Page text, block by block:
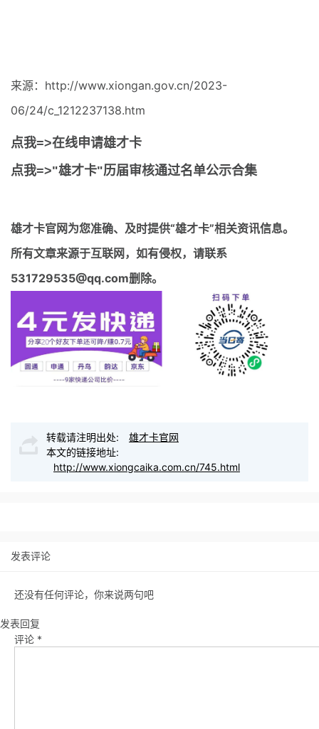
来源：http://www.xiongan.gov.cn/2023-
06/24/c_1212237138.htm
点我=>在线申请雄才卡
点我=>"雄才卡"历届审核通过名单公示合集
雄才卡官网为您准确、及时提供“雄才卡”相关资讯信息。
所有文章来源于互联网，如有侵权，请联系
531729535@qq.com删除。
转载请注明出处:
雄才卡官网
本文的链接地址:
http://www.xiongcaika.com.cn/745.html
发表评论
还没有任何评论，你来说两句吧
发表回复
评论 *